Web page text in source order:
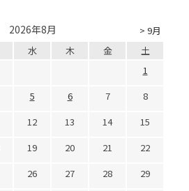
> 9月
2026年8月
水 木 金
土
1
5 6 7
8
12 13 14
15
19 20 21
22
26 27 28
29